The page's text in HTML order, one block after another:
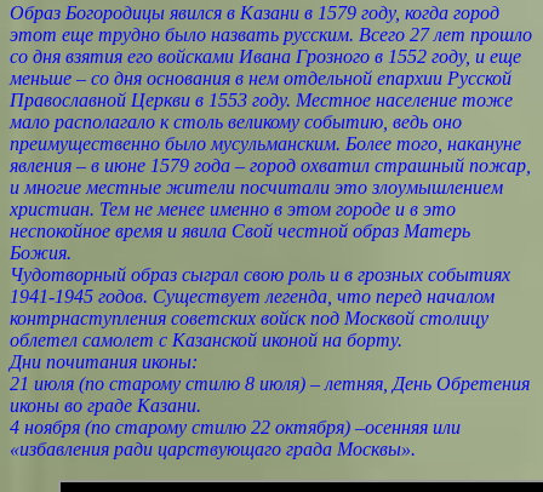
Образ Богородицы явился в Казани в 1579 году, когда город
этот еще трудно было назвать русским. Всего 27 лет прошло
со дня взятия его войсками Ивана Грозного в 1552 году, и еще
меньше – со дня основания в нем отдельной епархии Русской
Православной Церкви в 1553 году. Местное население тоже
мало располагало к столь великому событию, ведь оно
преимущественно было мусульманским. Более того, накануне
явления – в июне 1579 года – город охватил страшный пожар,
и многие местные жители посчитали это злоумышлением
христиан. Тем не менее именно в этом городе и в это
неспокойное время и явила Свой честной образ Матерь
Божия.
Чудотворный образ сыграл свою роль и в грозных событиях
1941-1945 годов. Существует легенда, что перед началом
контрнаступления советских войск под Москвой столицу
облетел самолет с Казанской иконой на борту.
Дни почитания иконы:
21 июля (по старому стилю 8 июля) – летняя, День Обретения
иконы во граде Казани.
4 ноября (по старому стилю 22 октября) –осенняя или
«избавления ради царствующаго града Москвы».